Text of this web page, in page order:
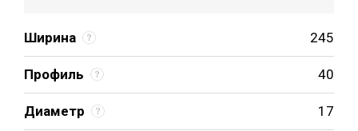
Ширина 245
Профиль 40
Диаметр 17